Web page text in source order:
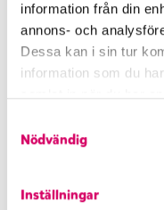
information från din
annons- och
Dessa kan i sin tur
information som du
Nödvändig
Inställningar